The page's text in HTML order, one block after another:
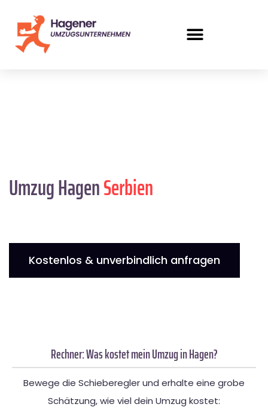
Umzug HagenSerbien
Kostenlos & unverbindlich anfragen
Rechner: Was kostet mein Umzug in Hagen?
Bewege die Schieberegler und erhalte eine grobe
Schätzung, wie viel dein Umzug kostet: